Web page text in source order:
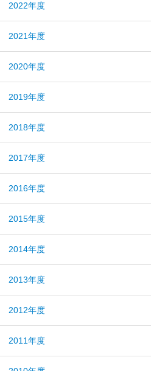
2022年度
2021年度
2020年度
2019年度
2018年度
2017年度
2016年度
2015年度
2014年度
2013年度
2012年度
2011年度